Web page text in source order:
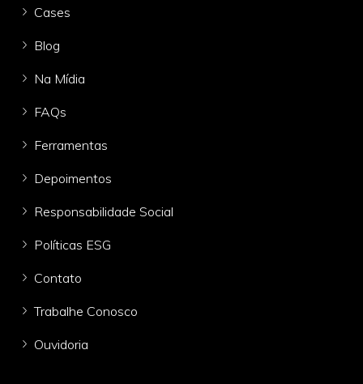
Cases
Blog
Na Mídia
FAQs
Ferramentas
Depoimentos
Responsabilidade Social
Políticas ESG
Contato
Trabalhe Conosco
Ouvidoria